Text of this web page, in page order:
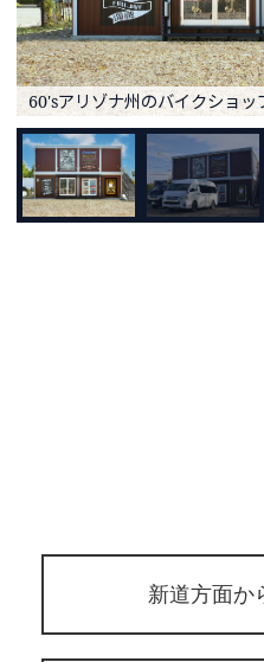
60'sアリゾナ州のバイクショッ
新道方面か